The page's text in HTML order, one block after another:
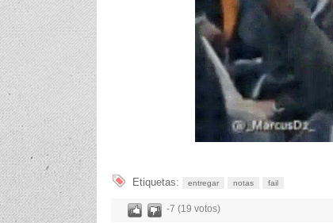
Etiquetas: entregar notas fail
-7 (19 votos)